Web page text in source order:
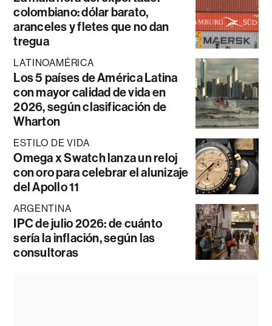
colombiano: dólar barato,
aranceles y fletes que no dan
tregua
LATINOAMÉRICA
Los 5 países de América Latina
con mayor calidad de vida en
2026, según clasificación de
Wharton
ESTILO DE VIDA
Omega x Swatch lanza un reloj
con oro para celebrar el alunizaje
del Apollo 11
ARGENTINA
IPC de julio 2026: de cuánto
sería la inflación, según las
consultoras